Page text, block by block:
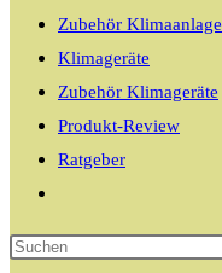
Zubehör Klimaanlage
Klimageräte
Zubehör Klimageräte
Produkt-Review
Ratgeber
umschalten
Diese